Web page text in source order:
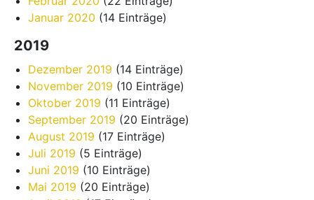
Januar 2020 (14 Einträge)
2019
Dezember 2019 (14 Einträge)
November 2019 (10 Einträge)
Oktober 2019 (11 Einträge)
September 2019 (20 Einträge)
August 2019 (17 Einträge)
Juli 2019 (5 Einträge)
Juni 2019 (10 Einträge)
Mai 2019 (20 Einträge)